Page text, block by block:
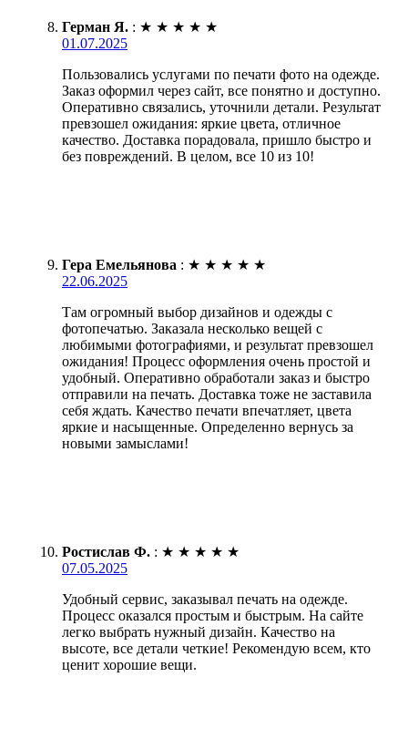
Герман Я. : ★ ★ ★ ★ ★
01.07.2025
Пользовались услугами по печати фото на одежде.
Заказ оформил через сайт, все понятно и доступно.
Оперативно связались, уточнили детали. Результат
превзошел ожидания: яркие цвета, отличное
качество. Доставка порадовала, пришло быстро и
без повреждений. В целом, все 10 из 10!
Гера Емельянова : ★ ★ ★ ★ ★
22.06.2025
Там огромный выбор дизайнов и одежды с
фотопечатью. Заказала несколько вещей с
любимыми фотографиями, и результат превзошел
ожидания! Процесс оформления очень простой и
удобный. Оперативно обработали заказ и быстро
отправили на печать. Доставка тоже не заставила
себя ждать. Качество печати впечатляет, цвета
яркие и насыщенные. Определенно вернусь за
новыми замыслами!
Ростислав Ф. : ★ ★ ★ ★ ★
07.05.2025
Удобный сервис, заказывал печать на одежде.
Процесс оказался простым и быстрым. На сайте
легко выбрать нужный дизайн. Качество на
высоте, все детали четкие! Рекомендую всем, кто
ценит хорошие вещи.